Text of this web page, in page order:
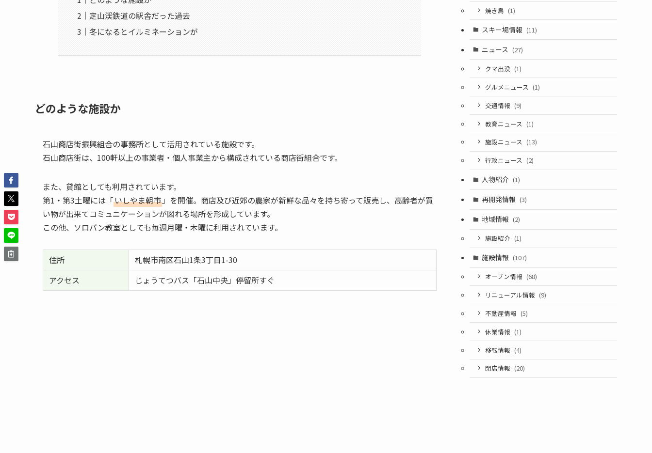
定山渓鉄道の駅舎だった過去
冬になるとイルミネーションが
どのような施設か
石山商店街振興組合の事務所として活用されている施設です。
石山商店街は、100軒以上の事業者・個人事業主から構成されている商店街組合です。
また、貸館としても利用されています。
第1・第3土曜には「いしやま朝市 」を開催。商店及び近郊の農家が新鮮な品々を持ち寄って販売し、高齢者が買
い物が出来てコミュニケーションが図れる場所を形成しています。
この他、ソロバン教室としても毎週月曜・木曜に利用されています。
住所
札幌市南区石山1条3丁目1-30
アクセス
じょうてつバス「石山中央」停留所すぐ
焼き鳥 (1)
スキー場情報 (11)
ニュース (27)
クマ出没 (1)
グルメニュース (1)
交通情報 (9)
教育ニュース (1)
施設ニュース (13)
行政ニュース (2)
人物紹介 (1)
再開発情報 (3)
地域情報 (2)
施設紹介 (1)
施設情報 (107)
オープン情報 (68)
リニューアル情報 (9)
不動産情報 (5)
休業情報 (1)
移転情報 (4)
閉店情報 (20)